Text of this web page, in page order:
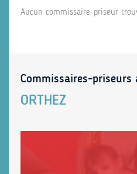
Aucun commissaire-priseur
Commissaires-priseurs
ORTHEZ